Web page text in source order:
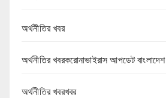
অর্থনীতির খবর
অর্থনীতির খবরকরোনাভাইরাস আপডেট বাংলাদেশ
অর্থনীতির খবরখবর